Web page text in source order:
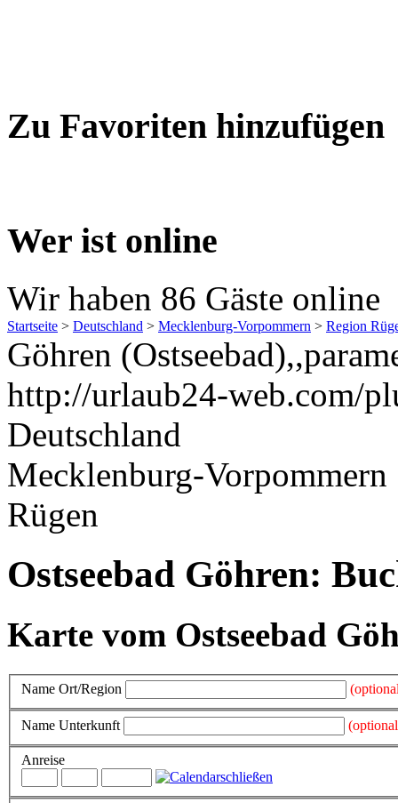
Zu Favoriten hinzufügen
Wer ist online
Wir haben 86 Gäste online
Startseite > Deutschland > Mecklenburg-Vorpommern > Region
Göhren
http://urlaub24-web.com/
Deutschland
Mecklenburg-Vorpommern
Rügen
Ostseebad Göhren:
Karte vom Ostseebad
Name Ort/Region
Name Unterkunft
Anreise
schließen